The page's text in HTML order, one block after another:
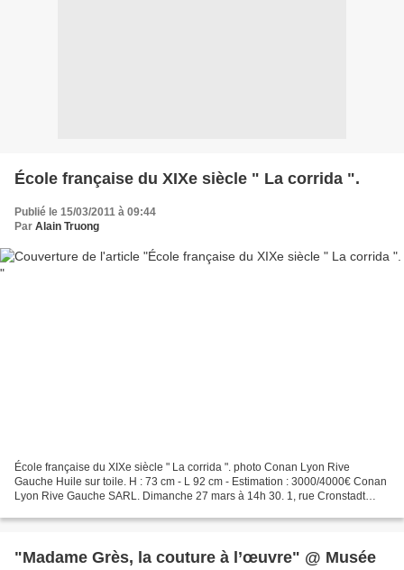
École française du XIXe siècle " La corrida ".
Publié le 15/03/2011 à 09:44
Par Alain Truong
École française du XIXe siècle " La corrida ". photo Conan Lyon Rive
Gauche Huile sur toile. H : 73 cm - L 92 cm - Estimation : 3000/4000€ Conan
Lyon Rive Gauche SARL. Dimanche 27 mars à 14h 30. 1, rue Cronstadt
"Madame Grès, la couture à l’œuvre" @ Musée